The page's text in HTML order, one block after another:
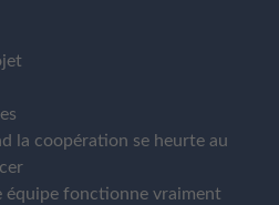
la coopération se heurte au
équipe fonctionne vraiment